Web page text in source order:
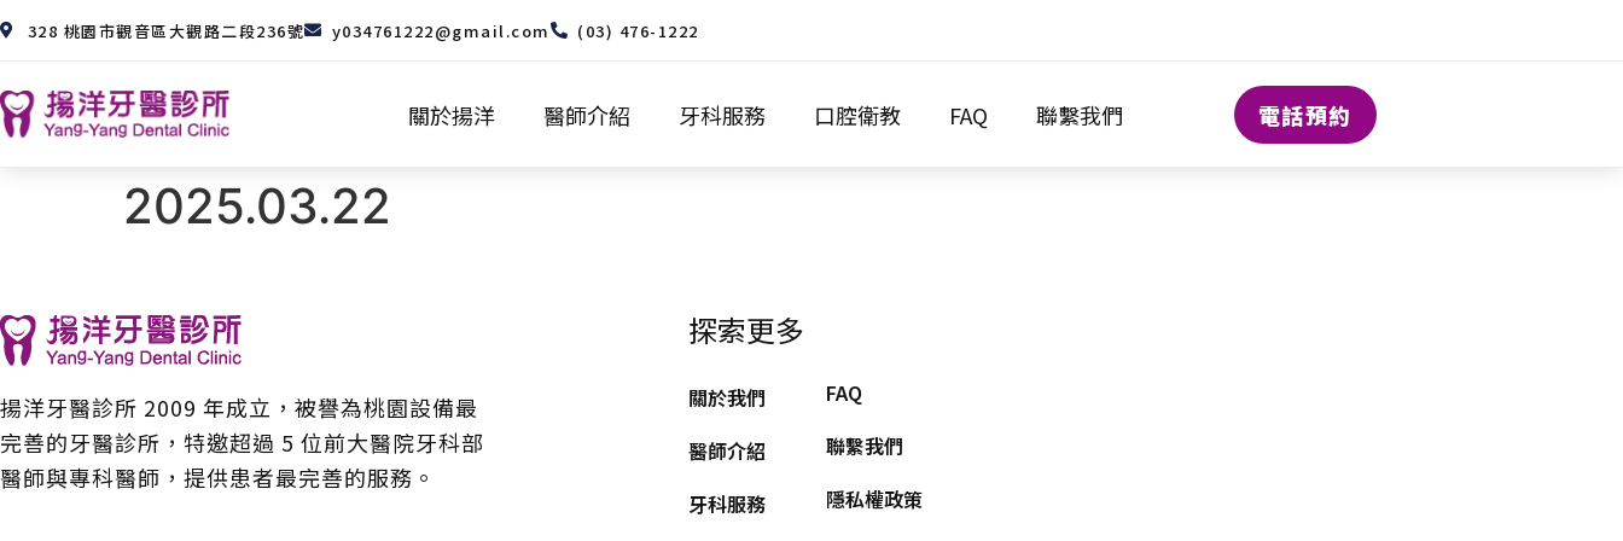
328 桃園市觀音區大觀路二段236號 y034761222@gmail.com (03) 476-1222
關於揚洋 醫師介紹 牙科服務 口腔衛教 FAQ 聯繫我們 電話預約
2025.03.22
揚洋牙醫診所 2009 年成立，被譽為桃園設備最
完善的牙醫診所，特邀超過 5 位前大醫院牙科部
醫師與專科醫師，提供患者最完善的服務。
探索更多
關於我們
醫師介紹
牙科服務
FAQ
聯繫我們
隱私權政策